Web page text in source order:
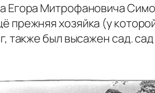
Егора Митрофановича
прежняя хозяйка (у
также был высажен сад.